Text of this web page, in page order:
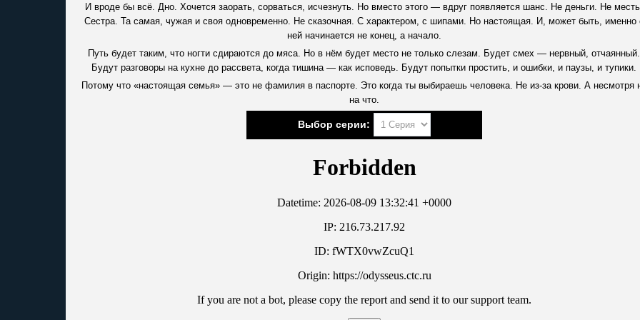
И вроде бы всё. Дно. Хочется заорать, сорваться, исчезнуть. Но вместо этого — вдруг появляется шанс. Не деньги. Не
Сестра. Та самая, чужая и своя одновременно. Не сказочная. С характером, с шипами. Но настоящая. И, может быть, именно
ней начинается не конец, а начало.
Путь будет таким, что ногти сдираются до мяса. Но в нём будет место не только слезам. Будет смех — нервный, отчаянный.
Будут разговоры на кухне до рассвета, когда тишина — как исповедь. Будут попытки простить, и ошибки, и паузы, и тупики.
Потому что «настоящая семья» — это не фамилия в паспорте. Это когда ты выбираешь человека. Не из-за крови. А несмотря
на что.
Выбор серии: